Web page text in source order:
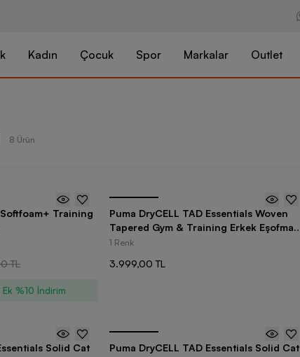
Kadın Çocuk Spor Markalar Outlet
8 Ürün
Training
TL
%10 İndirim
Puma DryCELL TAD Essentials Woven
Tapered Gym & Training Erkek Eşofman
Altı
1 Renk
3.999,00 TL
Solid Cat
Puma DryCELL TAD Essentials Solid Cat